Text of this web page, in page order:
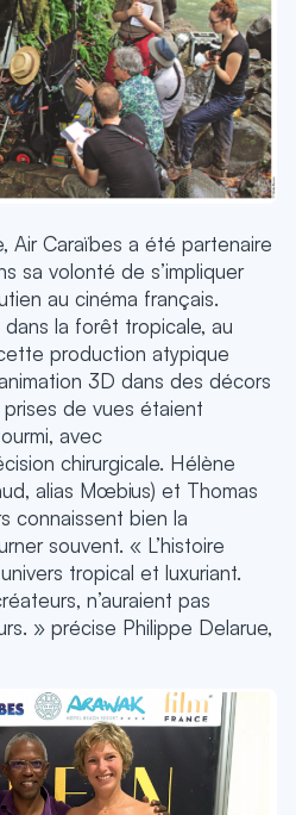
Air Caraïbes a été partenaire
sa volonté de s’impliquer
au cinéma français.
la forêt tropicale, au
production atypique
3D dans des décors
prises de vues étaient
avec
chirurgicale. Hélène
alias Mœbius) et Thomas
connaissent bien la
souvent. « L’histoire
tropical et luxuriant.
n’auraient pas
» précise Philippe Delarue,